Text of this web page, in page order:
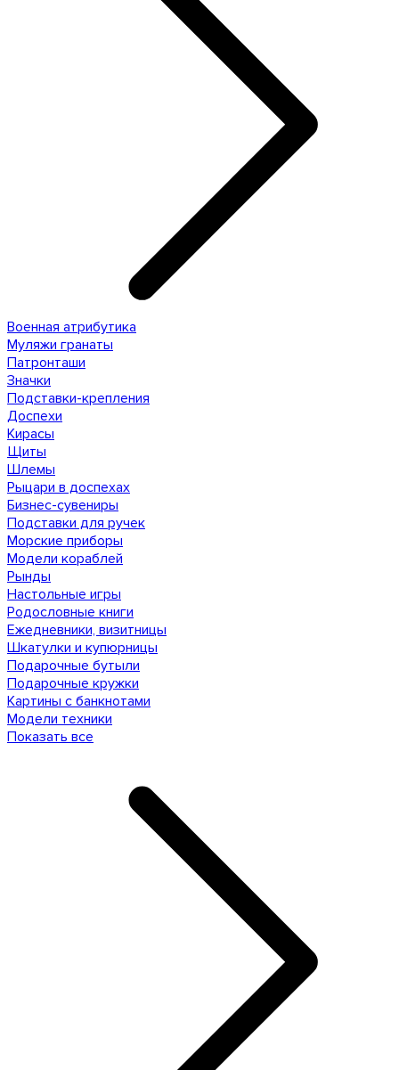
Военная атрибутика
Муляжи гранаты
Патронташи
Значки
Подставки-крепления
Доспехи
Кирасы
Щиты
Шлемы
Рыцари в доспехах
Бизнес-сувениры
Подставки для ручек
Морские приборы
Модели кораблей
Рынды
Настольные игры
Родословные книги
Ежедневники, визитницы
Шкатулки и купюрницы
Подарочные бутыли
Подарочные кружки
Картины с банкнотами
Модели техники
Показать все